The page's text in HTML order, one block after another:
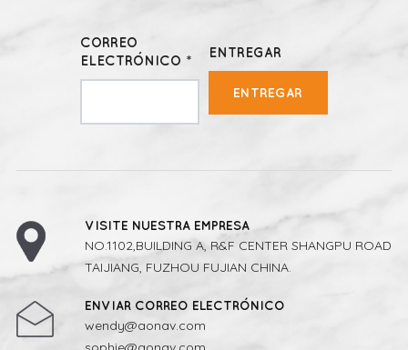
CORREO
ELECTRÓNICO *
ENTREGAR
ENTREGAR
VISITE NUESTRA EMPRESA
NO.1102,BUILDING A, R&F CENTER SHANGPU ROAD
TAIJIANG, FUZHOU FUJIAN CHINA.
ENVIAR CORREO ELECTRÓNICO
wendy@aonav.com